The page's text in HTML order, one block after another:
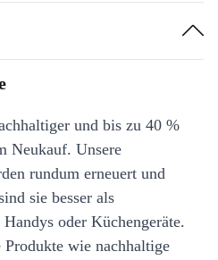
und bis zu 40 %
Neukauf. Unsere
rundum erneuert und
sie besser als
oder Küchengeräte.
Produkte wie nachhaltige